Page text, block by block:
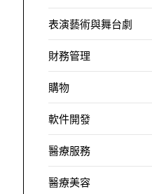
表演藝術與舞台劇
財務管理
購物
軟件開發
醫療服務
醫療美容